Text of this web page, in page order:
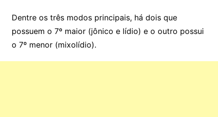
Dentre os três modos principais, há dois que
possuem o 7º maior (jônico e lídio) e o outro possui
o 7º menor (mixolídio).